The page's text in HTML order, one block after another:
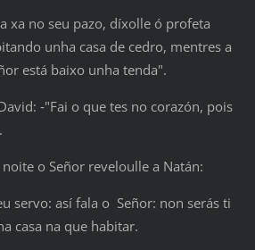
xa no seu pazo, díxolle ó profeta
unha casa de cedro, mentres a
está baixo unha tenda".
‑"Fai o que tes no corazón, pois
o Señor reveloulle a Natán:
servo: así fala o Señor: non serás ti
casa na que habitar.